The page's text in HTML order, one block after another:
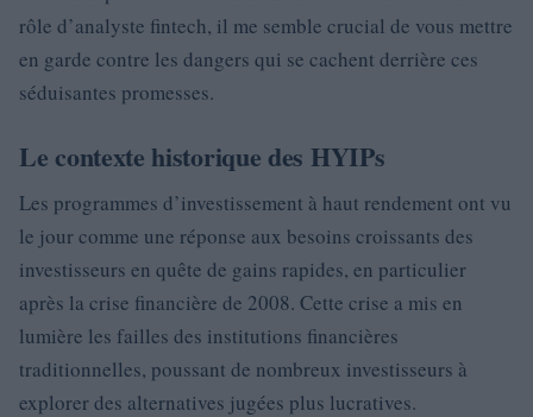
rôle d’analyste fintech, il me semble crucial de vous mettre
en garde contre les dangers qui se cachent derrière ces
séduisantes promesses.
Le contexte historique des HYIPs
Les programmes d’investissement à haut rendement ont vu
le jour comme une réponse aux besoins croissants des
investisseurs en quête de gains rapides, en particulier
après la crise financière de 2008. Cette crise a mis en
lumière les failles des institutions financières
traditionnelles, poussant de nombreux investisseurs à
explorer des alternatives jugées plus lucratives.